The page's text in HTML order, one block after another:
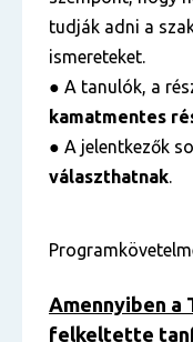
tudják adni a
ismereteket.
● A tanulók, a
kamatmentes
● A jelentkezők
választhatnak.
Amennyiben a
felkeltette